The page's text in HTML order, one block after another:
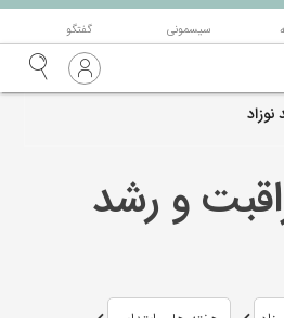
سیسمونی گفتگو
و رشد